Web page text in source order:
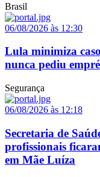
Brasil
06/08/2026 às 12:30
Lula minimiza
nunca pediu
Segurança
06/08/2026 às 12:18
Secretaria de
profissionais
em Mãe Luíza